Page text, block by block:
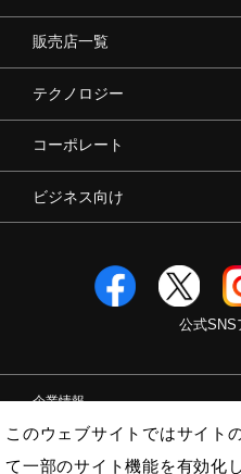
販売店一覧
テクノロジー
コーポレート
ビジネス向け
公式SNS
企業情報
このウェブサイトではサイト
て一部のサイト機能を有効化